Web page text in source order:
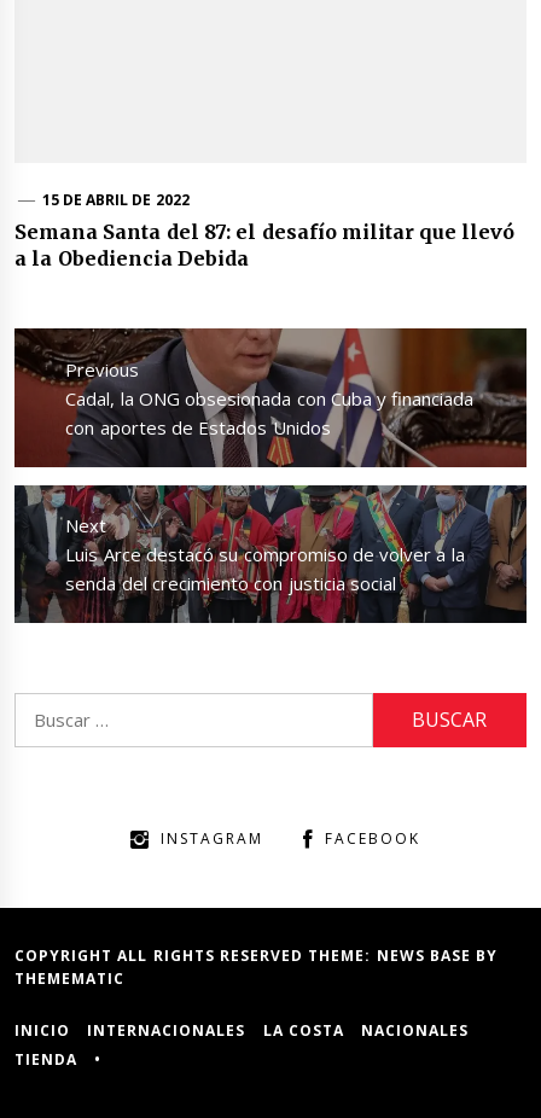
15 DE ABRIL DE 2022
Semana Santa del 87: el desafío militar que llevó
a la Obediencia Debida
Navegación
de
entradas
Previous
Previous
post:
Cadal, la ONG obsesionada con Cuba y financiada
con aportes de Estados Unidos
Next
Next
post:
Luis Arce destacó su compromiso de volver a la
senda del crecimiento con justicia social
INSTAGRAM FACEBOOK
COPYRIGHT ALL RIGHTS RESERVED THEME: NEWS BASE BY
THEMEMATIC
INICIO INTERNACIONALES LA COSTA
NACIONALES
TIENDA
•